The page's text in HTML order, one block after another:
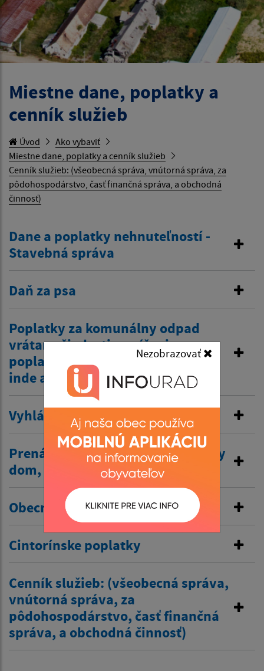
Nezobrazovať
Miestne dane, poplatky a
cenník služieb
Úvod
Ako vybaviť
Miestne dane, poplatky a cenník služieb
Cenník služieb: (všeobecná správa, vnútorná správa, za
pôdohospodárstvo, časť finančná správa, a obchodná
činnosť)
Dane a poplatky nehnuteľností -
Stavebná správa
Daň za psa
Poplatky za komunálny odpad
vrátane žiadosti o zníženie
poplatku z dôvodov zamestnania
inde a tiež zťp atď.
Vyhlásenie v miestnom rozhlase
Prenájom nehnuteľností /kultúrny
dom, …/
Obecné nájomné byty
Cintorínske poplatky
Cenník služieb: (všeobecná správa,
vnútorná správa, za
pôdohospodárstvo, časť finančná
správa, a obchodná činnosť)